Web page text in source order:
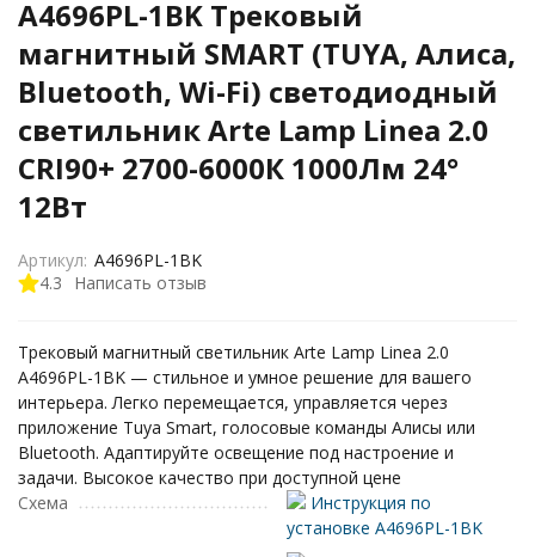
A4696PL-1BK Трековый
магнитный SMART (TUYA, Алиса,
Bluetooth, Wi-Fi) светодиодный
светильник Arte Lamp Linea 2.0
CRI90+ 2700-6000К 1000Лм 24°
12Вт
4.3 Написать отзыв
Артикул: A4696PL-1BK
Трековый магнитный светильник Arte Lamp Linea 2.0
A4696PL-1BK — стильное и умное решение для вашего
интерьера. Легко перемещается, управляется через
приложение Tuya Smart, голосовые команды Алисы или
Bluetooth. Адаптируйте освещение под настроение и
задачи. Высокое качество при доступной цене
Схема
Инструкция по
установке A4696PL-1BK